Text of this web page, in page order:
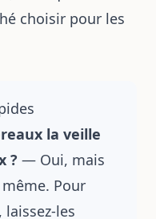
choisir pour les
la veille
? — Oui, mais
Pour
les